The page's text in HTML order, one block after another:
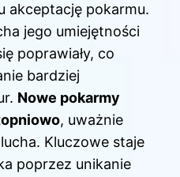
akceptację pokarmu.
jego umiejętności
poprawiały, co
bardziej
Nowe pokarmy
, uważnie
Kluczowe staje
poprzez unikanie